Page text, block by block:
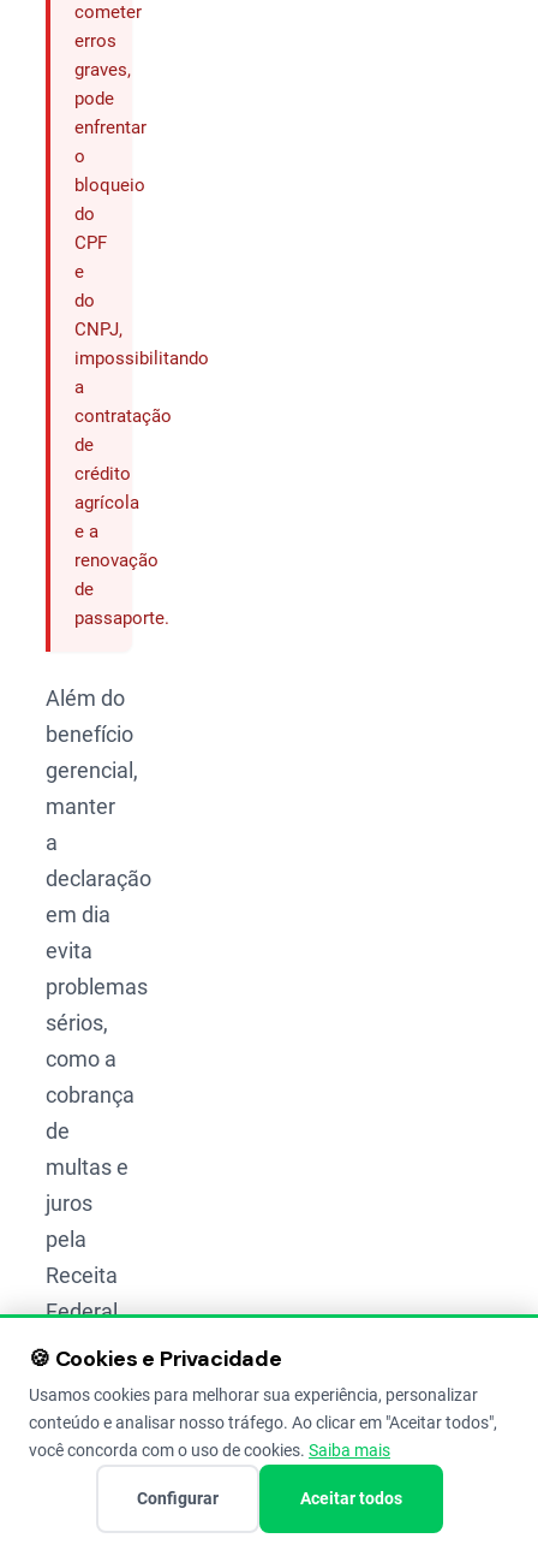
cometer
erros
graves,
pode
enfrentar
o
bloqueio
do
CPF
e
do
CNPJ,
impossibilitando
a
contratação
de
crédito
agrícola
e a
renovação
de
passaporte.
Além do
benefício
gerencial,
manter
a
declaração
em dia
evita
problemas
sérios,
como a
cobrança
de
multas e
juros
pela
Receita
Federal.
Para
opera
como
jurídica,
🍪 Cookies e Privacidade
Usamos cookies para melhorar sua experiência, personalizar
conteúdo e analisar nosso tráfego. Ao clicar em "Aceitar todos",
você concorda com o uso de cookies. Saiba mais
Configurar Aceitar todos